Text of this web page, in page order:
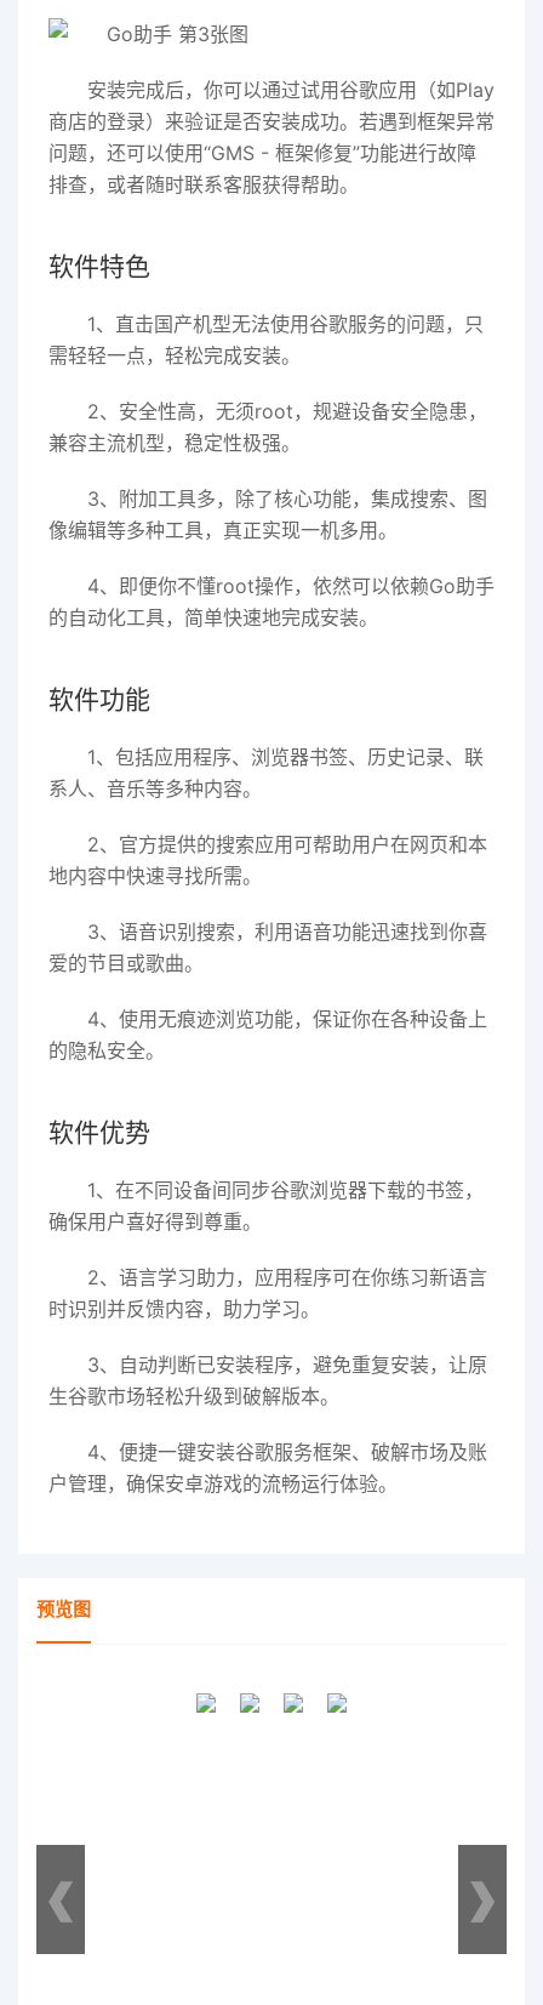
安装完成后，你可以通过试用谷歌应用（如Play
商店的登录）来验证是否安装成功。若遇到框架异常
问题，还可以使用“GMS - 框架修复”功能进行故障
排查，或者随时联系客服获得帮助。
软件特色
1、直击国产机型无法使用谷歌服务的问题，只
需轻轻一点，轻松完成安装。
2、安全性高 ， 无须root，规避设备安全隐患，
兼容主流机型，稳定性极强。
3、附加工具多 ， 除了核心功能，集成搜索、图
像编辑等多种工具，真正实现一机多用。
4、 即便你不懂root操作，依然可以依赖Go助手
的自动化工具，简单快速地完成安装。
软件功能
1、包括应用程序、浏览器书签、历史记录、联
系人、音乐等多种内容。
2、官方提供的搜索应用可帮助用户在网页和本
地内容中快速寻找所需。
3、语音识别搜索，利用语音功能迅速找到你喜
爱的节目或歌曲。
4、使用无痕迹浏览功能，保证你在各种设备上
的隐私安全。
软件优势
1、在不同设备间同步谷歌浏览器下载的书签，
确保用户喜好得到尊重。
2、语言学习助力，应用程序可在你练习新语言
时识别并反馈内容，助力学习。
3、自动判断已安装程序，避免重复安装，让原
生谷歌市场轻松升级到破解版本。
4、便捷一键安装谷歌服务框架、破解市场及账
户管理，确保安卓游戏的流畅运行体验。
预览图